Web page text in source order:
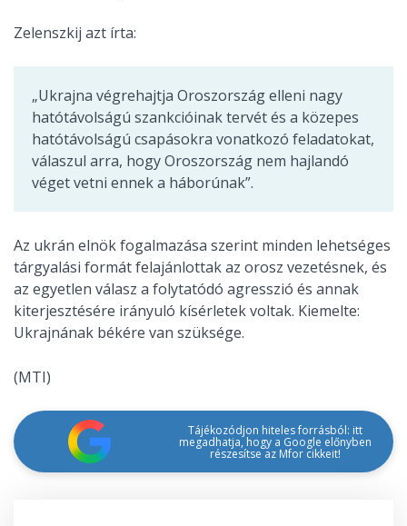
Zelenszkij azt írta:
„Ukrajna végrehajtja Oroszország elleni nagy
hatótávolságú szankcióinak tervét és a közepes
hatótávolságú csapásokra vonatkozó feladatokat,
válaszul arra, hogy Oroszország nem hajlandó
véget vetni ennek a háborúnak”.
Az ukrán elnök fogalmazása szerint minden lehetséges
tárgyalási formát felajánlottak az orosz vezetésnek, és
az egyetlen válasz a folytatódó agresszió és annak
kiterjesztésére irányuló kísérletek voltak. Kiemelte:
Ukrajnának békére van szüksége.
(MTI)
Tájékozódjon hiteles forrásból: itt
megadhatja, hogy a Google előnyben
részesítse az Mfor cikkeit!